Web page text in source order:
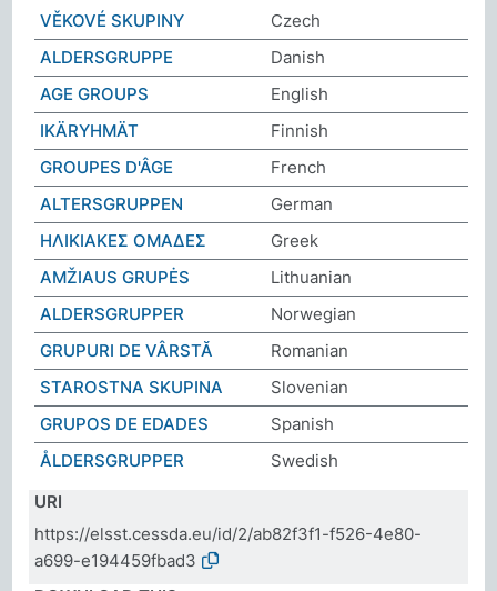
VĚKOVÉ SKUPINY
Czech
ALDERSGRUPPE
Danish
AGE GROUPS
English
IKÄRYHMÄT
Finnish
GROUPES D'ÂGE
French
ALTERSGRUPPEN
German
ΗΛΙΚΙΑΚΕΣ ΟΜΑΔΕΣ
Greek
AMŽIAUS GRUPĖS
Lithuanian
ALDERSGRUPPER
Norwegian
GRUPURI DE VÂRSTĂ
Romanian
STAROSTNA SKUPINA
Slovenian
GRUPOS DE EDADES
Spanish
ÅLDERSGRUPPER
Swedish
URI
https://elsst.cessda.eu/id/2/ab82f3f1-f526-4e80-
a699-e194459fbad3